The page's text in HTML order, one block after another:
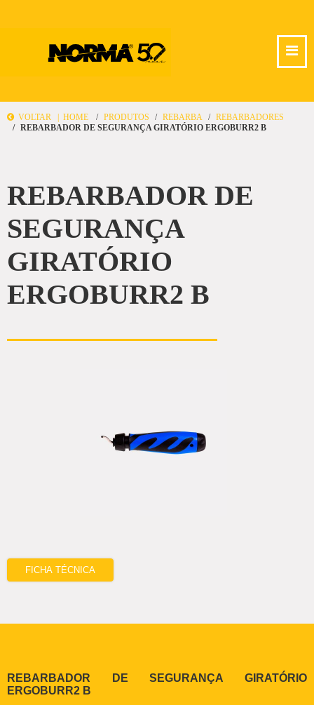
VOLTAR | HOME PRODUTOS REBARBA
REBARBADORES
REBARBADOR DE SEGURANÇA GIRATÓRIO ERGOBURR2 B
REBARBADOR DE
SEGURANÇA
GIRATÓRIO
ERGOBURR2 B
FICHA TÉCNICA
REBARBADOR DE SEGURANÇA GIRATÓRIO
ERGOBURR2 B